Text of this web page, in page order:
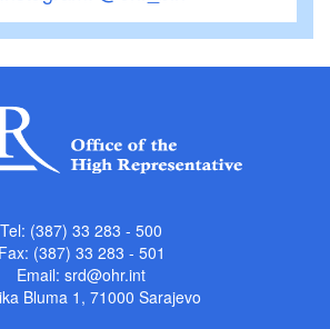
Tel: (387) 33 283 - 500
Fax: (387) 33 283 - 501
Email: srd@ohr.int
Bluma 1, 71000 Sarajevo